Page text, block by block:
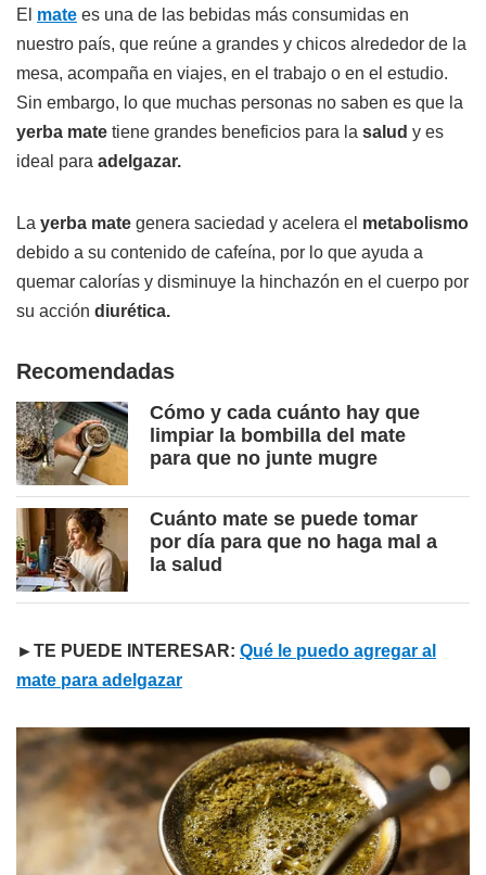
El mate es una de las bebidas más consumidas en
nuestro país, que reúne a grandes y chicos alrededor de la
mesa, acompaña en viajes, en el trabajo o en el estudio.
Sin embargo, lo que muchas personas no saben es que la
yerba mate tiene grandes beneficios para la salud y es
ideal para adelgazar.
La yerba mate genera saciedad y acelera el metabolismo
debido a su contenido de cafeína, por lo que ayuda a
quemar calorías y disminuye la hinchazón en el cuerpo por
su acción diurética.
Recomendadas
Cómo y cada cuánto hay que
limpiar la bombilla del mate
para que no junte mugre
Cuánto mate se puede tomar
por día para que no haga mal a
la salud
►TE PUEDE INTERESAR: Qué le puedo agregar al
mate para adelgazar